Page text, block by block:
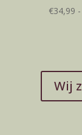
€34,99 -
Wij